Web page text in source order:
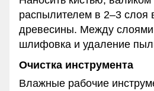
распылителем в 2–3 слоя
древесины. Между
шлифовка и удаление
Очистка инструмента
Влажные рабочие